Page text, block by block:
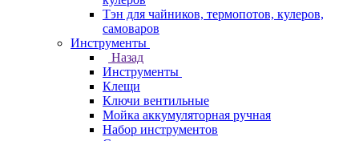
Тэн для чайников, термопотов, кулеров,
самоваров
Инструменты
Назад
Инструменты
Клещи
Ключи вентильные
Мойка аккумуляторная ручная
Набор инструментов